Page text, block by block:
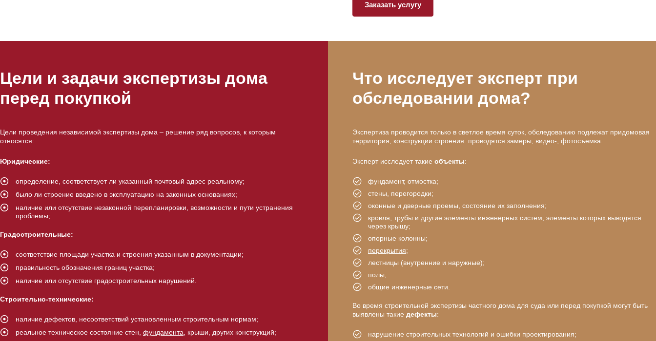
Заказать услугу
Цели и задачи экспертизы дома
перед покупкой
Цели проведения независимой экспертизы дома – решение ряд вопросов, к которым
относятся:
Юридические:
определение, соответствует ли указанный почтовый адрес реальному;
было ли строение введено в эксплуатацию на законных основаниях;
наличие или отсутствие незаконной перепланировки, возможности и пути устранения
проблемы;
Градостроительные:
соответствие площади участка и строения указанным в документации;
правильность обозначения границ участка;
наличие или отсутствие градостроительных нарушений.
Строительно-технические:
наличие дефектов, несоответствий установленным строительным нормам;
реальное техническое состояние стен, фундамента , крыши, других конструкций;
Что исследует эксперт при
обследовании дома?
Экспертиза проводится только в светлое время суток, обследованию подлежат придомовая
территория, конструкции строения. проводятся замеры, видео-, фотосъемка.
Эксперт исследует такие объекты:
фундамент, отмостка;
стены, перегородки;
оконные и дверные проемы, состояние их заполнения;
кровля, трубы и другие элементы инженерных систем, элементы которых выводятся
через крышу;
опорные колонны;
перекрытия;
лестницы (внутренние и наружные);
полы;
общие инженерные сети.
Во время строительной экспертизы частного дома для суда или перед покупкой могут быть
выявлены такие дефекты:
нарушение строительных технологий и ошибки проектирования;